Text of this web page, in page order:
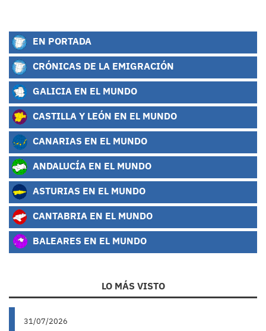
EN PORTADA
CRÓNICAS DE LA EMIGRACIÓN
GALICIA EN EL MUNDO
CASTILLA Y LEÓN EN EL MUNDO
CANARIAS EN EL MUNDO
ANDALUCÍA EN EL MUNDO
ASTURIAS EN EL MUNDO
CANTABRIA EN EL MUNDO
BALEARES EN EL MUNDO
LO MÁS VISTO
31/07/2026